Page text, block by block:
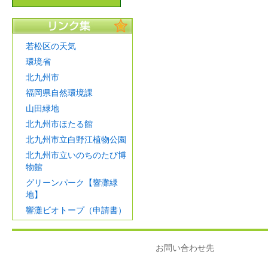
若松区の天気
環境省
北九州市
福岡県自然環境課
山田緑地
北九州市ほたる館
北九州市立白野江植物公園
北九州市立いのちのたび博
物館
グリーンパーク【響灘緑
地】
響灘ビオトープ（申請書）
お問い合わせ先